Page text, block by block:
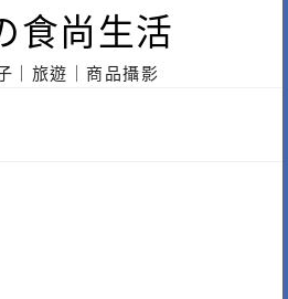
食尚生活
｜旅遊｜商品攝影